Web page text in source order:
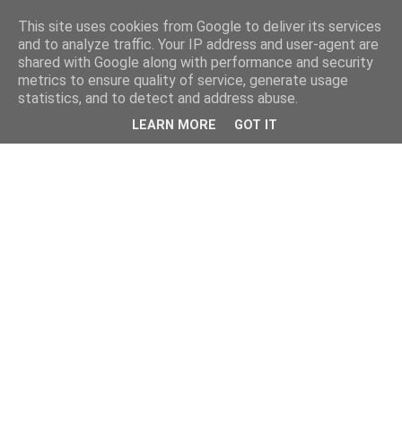
This site uses cookies from Google to deliver its services
and to analyze traffic. Your IP address and user-agent are
shared with Google along with performance and security
metrics to ensure quality of service, generate usage
statistics, and to detect and address abuse.
LEARN MORE GOT IT